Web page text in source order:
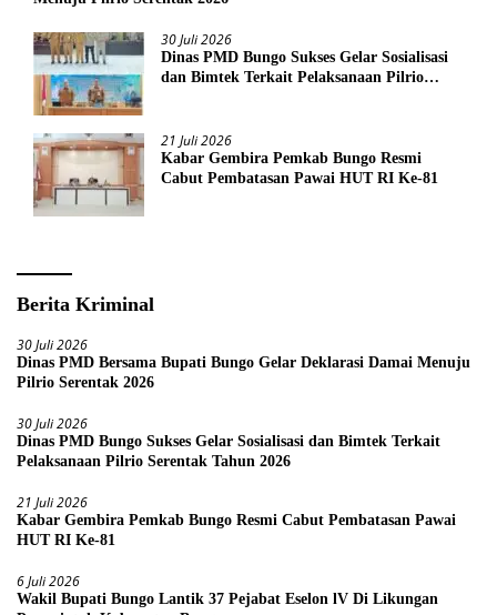
30 Juli 2026
Dinas PMD Bungo Sukses Gelar Sosialisasi
dan Bimtek Terkait Pelaksanaan Pilrio
21 Juli 2026
Kabar Gembira Pemkab Bungo Resmi
Cabut Pembatasan Pawai HUT RI Ke-81
Berita Kriminal
30 Juli 2026
Dinas PMD Bersama Bupati Bungo Gelar Deklarasi Damai Menuju
Pilrio Serentak 2026
30 Juli 2026
Dinas PMD Bungo Sukses Gelar Sosialisasi dan Bimtek Terkait
Pelaksanaan Pilrio Serentak Tahun 2026
21 Juli 2026
Kabar Gembira Pemkab Bungo Resmi Cabut Pembatasan Pawai
HUT RI Ke-81
6 Juli 2026
Wakil Bupati Bungo Lantik 37 Pejabat Eselon lV Di Likungan